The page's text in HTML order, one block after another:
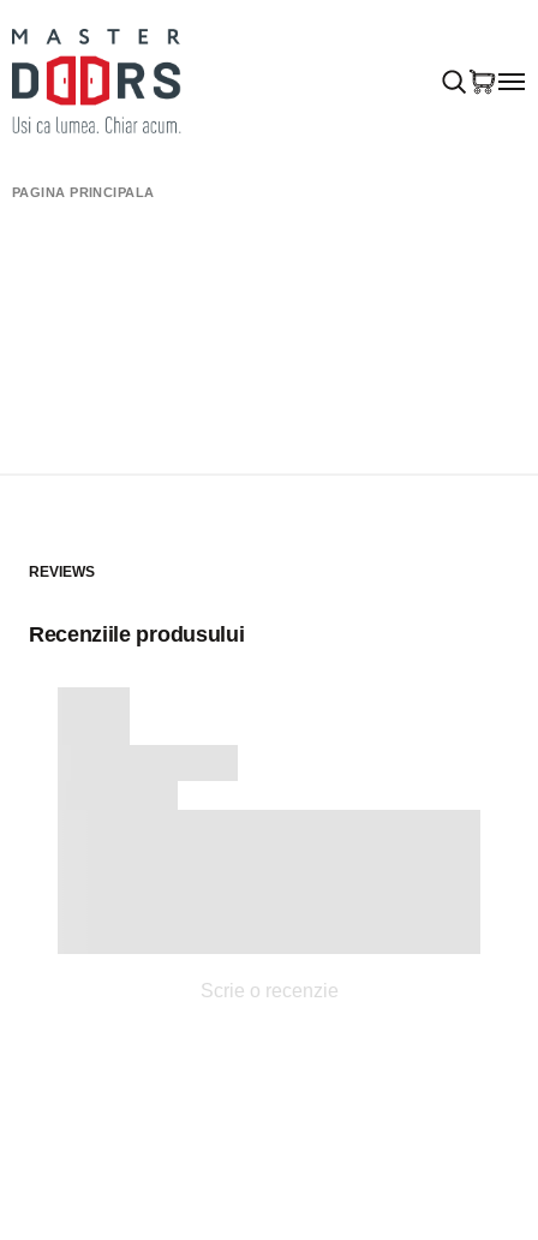
PAGINA PRINCIPALĂ
REVIEWS
Recenziile produsului
Scrie o recenzie